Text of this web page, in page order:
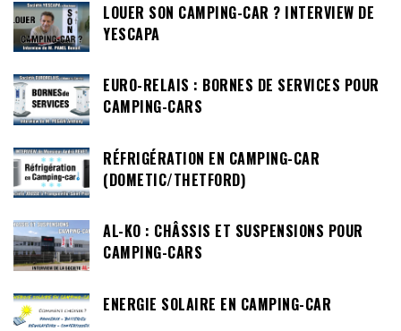
LOUER SON CAMPING-CAR ? INTERVIEW DE
YESCAPA
EURO-RELAIS : BORNES DE SERVICES POUR
CAMPING-CARS
RÉFRIGÉRATION EN CAMPING-CAR
(DOMETIC/THETFORD)
AL-KO : CHÂSSIS ET SUSPENSIONS POUR
CAMPING-CARS
ENERGIE SOLAIRE EN CAMPING-CAR